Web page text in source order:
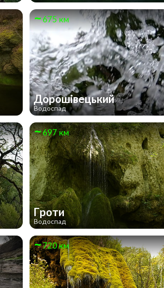
675 км
Дорошівецький
Водоспад
697 км
Гроти
Водоспад
720 км